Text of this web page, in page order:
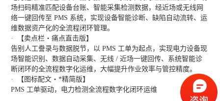
场扫码精准匹配设备台账、智能采集检测数据，经近场或无线网
络一键回传至 PMS 系统，实现设备智能诊断、缺陷自动流转、运
维数据资产化的全流程闭环管理。
· 【卖点栏・痛点直击版】
告别人工誊录与数据脱节，以 PMS 工单为起点，实现电力设备现
场智能识别、数据自动采集、无线 / 近场一键回传、系统智能诊
断闭环的全流程数字化运维，大幅提升作业效率与管控精度。
· 【图标配文・*精简版】
PMS 工单驱动，电力检测全流程数字化闭环运维